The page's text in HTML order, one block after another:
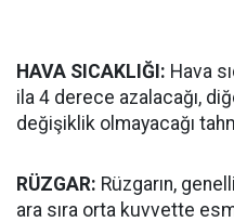
HAVA SICAKLIĞI: Hava
ila 4 derece azalacağı,
değişiklik olmayacağı
RÜZGAR: Rüzgarın,
ara sıra orta kuvvette